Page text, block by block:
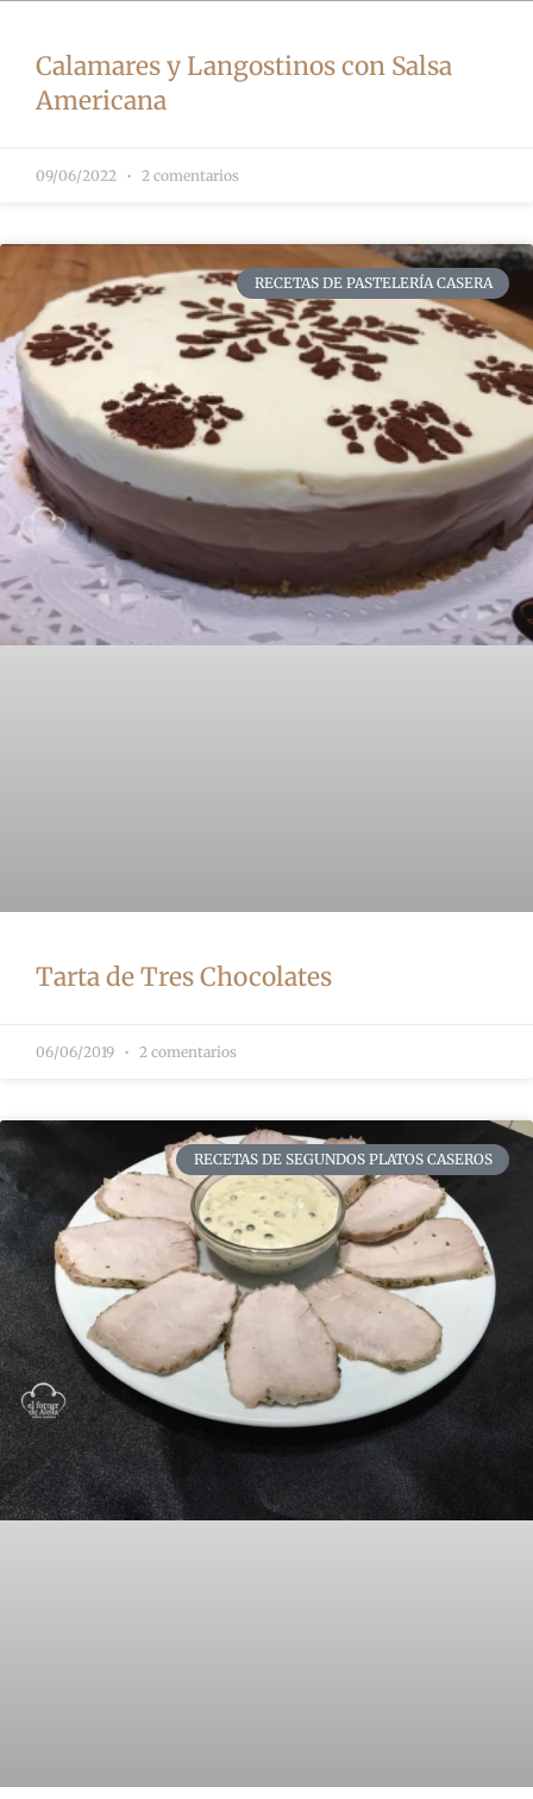
Calamares y Langostinos con Salsa
Americana
09/06/2022 2 comentarios
RECETAS DE PASTELERÍA CASERA
Tarta de Tres Chocolates
06/06/2019 2 comentarios
RECETAS DE SEGUNDOS PLATOS CASEROS